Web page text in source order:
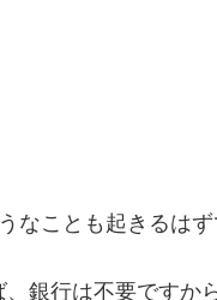
ことも起きるはず
銀行は不要ですから